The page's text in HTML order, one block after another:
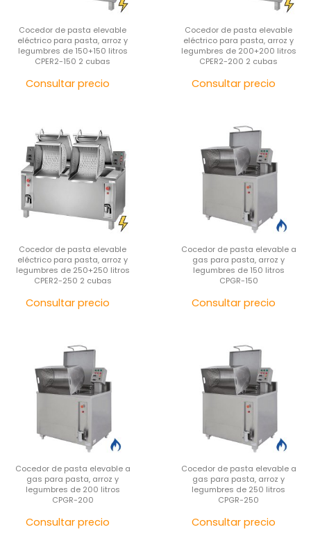
Cocedor de pasta elevable
eléctrico para pasta, arroz y
legumbres de 150+150 litros
CPER2-150 2 cubas
Consultar precio
Cocedor de pasta elevable
eléctrico para pasta, arroz y
legumbres de 200+200 litros
CPER2-200 2 cubas
Consultar precio
Cocedor de pasta elevable
eléctrico para pasta, arroz y
legumbres de 250+250 litros
CPER2-250 2 cubas
Consultar precio
Cocedor de pasta elevable a
gas para pasta, arroz y
legumbres de 150 litros
CPGR-150
Consultar precio
Cocedor de pasta elevable a
gas para pasta, arroz y
legumbres de 200 litros
CPGR-200
Consultar precio
Cocedor de pasta elevable a
gas para pasta, arroz y
legumbres de 250 litros
CPGR-250
Consultar precio